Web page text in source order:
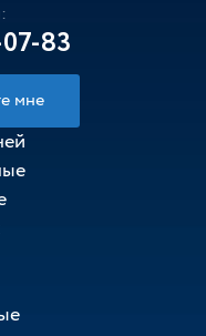
83
мне